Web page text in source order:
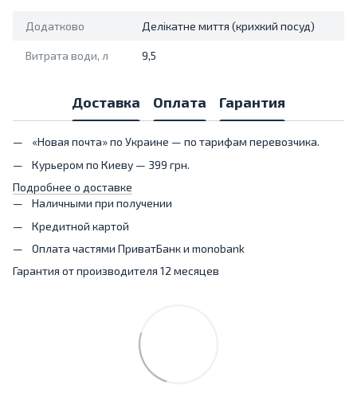
Додатково Делікатне миття (крихкий посуд)
Витрата води, л 9,5
Доставка Оплата Гарантия
«Новая почта» по Украине — по тарифам перевозчика.
Курьером по Киеву — 399 грн.
Подробнее о доставке
Наличными при получении
Кредитной картой
Оплата частями ПриватБанк и monobank
Гарантия от производителя 12 месяцев